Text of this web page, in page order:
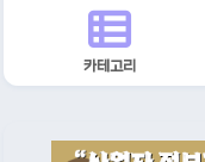
카테고리